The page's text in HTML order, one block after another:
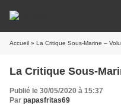
Accueil » La Critique Sous-Marine –
La Critique Sous-
Publié le 30/05/2020 à 15:37
Par papasfritas69